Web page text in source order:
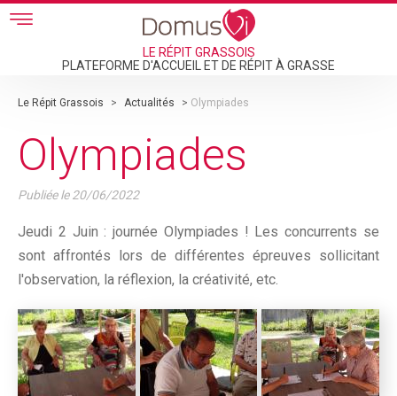
Skip to main content
LE RÉPIT GRASSOIS
PLATEFORME D'ACCUEIL ET DE RÉPIT À GRASSE
Le Répit Grassois > Actualités > Olympiades
Olympiades
Publiée le20/06/2022
Jeudi 2 Juin : journée Olympiades ! Les concurrents se
sont affrontés lors de différentes épreuves sollicitant
l'observation, la réflexion, la créativité, etc.